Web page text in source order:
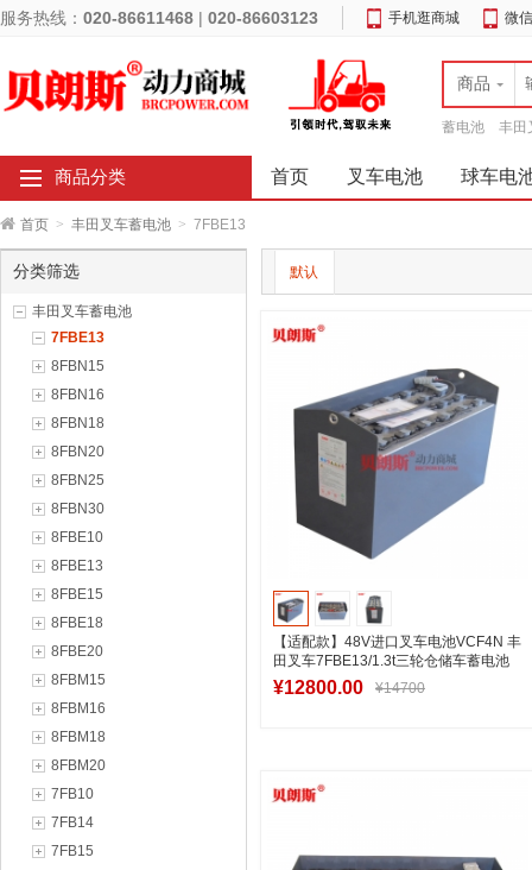
服务热线： 020-86611468 | 020-86603123 手机逛商城 微
商品
蓄电池 丰田
商品分类 首页 叉车电池 球车电
首页 > 丰田叉车蓄电池 > 7FBE13
分类筛选
丰田叉车蓄电池
7FBE13
8FBN15
8FBN16
8FBN18
8FBN20
8FBN25
8FBN30
8FBE10
8FBE13
8FBE15
8FBE18
8FBE20
8FBM15
8FBM16
8FBM18
8FBM20
7FB10
7FB14
7FB15
默认
【适配款】48V进口叉车电池VCF4N 丰
田叉车7FBE13/1.3t三轮仓储车蓄电池
280Ah
¥12800.00 ¥14700